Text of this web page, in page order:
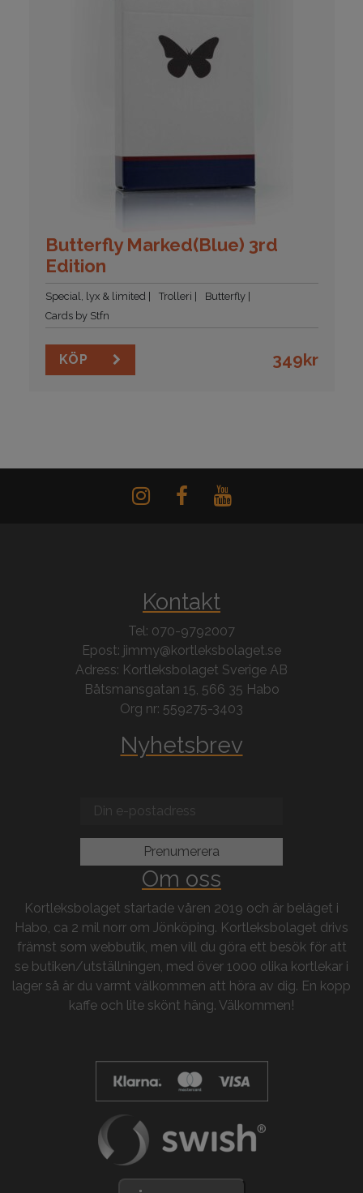
Butterfly Marked(Blue) 3rd
Edition
Special, lyx & limited Trolleri
Butterfly
Cards by Stfn
KÖP 349kr
Kontakt
Tel: 070-9792007
Epost: jimmy@kortleksbolaget.se
Adress: Kortleksbolaget Sverige AB
Båtsmansgatan 15, 566 35 Habo
Org nr: 559275-3403
Nyhetsbrev
Om oss
Kortleksbolaget startade våren 2019 och är beläget i
Habo, ca 2 mil norr om Jönköping. Kortleksbolaget drivs
främst som webbutik, men vill du göra ett besök för att
se butiken/utställningen, med över 1000 olika kortlekar i
lager så är du varmt välkommen att höra av dig. En kopp
kaffe och lite skönt häng. Välkommen!